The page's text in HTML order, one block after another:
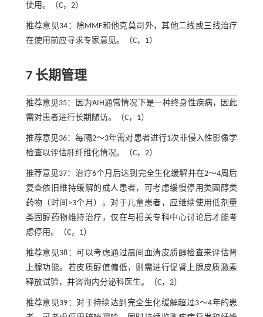
使用。（C，2）
推荐意见34：除MMF和他克莫司外，其他二线或三线治疗
在使用前应寻求专家意见。（C，1）
7 长期管理
推荐意见35：因为AIH通常情况下是一种终身性疾病，因此
需对患者进行长期随访。（C，1）
推荐意见36：每隔2～3年需对患者进行1次非侵入性影像学
检查以评估肝纤维化情况。（C，2）
推荐意见37：治疗6个月后达到完全生化缓解并在2～4周后
复查依旧维持缓解的成人患者，可考虑缓慢停用类固醇类
药物（时间>3个月）。对于儿童患者，应继续使用低剂量
类固醇药物维持治疗，仅在与相关专科中心讨论后才能考
虑停用。（C，1）
推荐意见38：可以考虑通过晨间血清皮质醇检查来评估肾
上腺功能。若皮质醇值偏低，则需进行促肾上腺皮质激素
释放试验，并咨询内分泌科医生。（C，2）
推荐意见39：对于持续达到完全生化缓解超过3～4年的患